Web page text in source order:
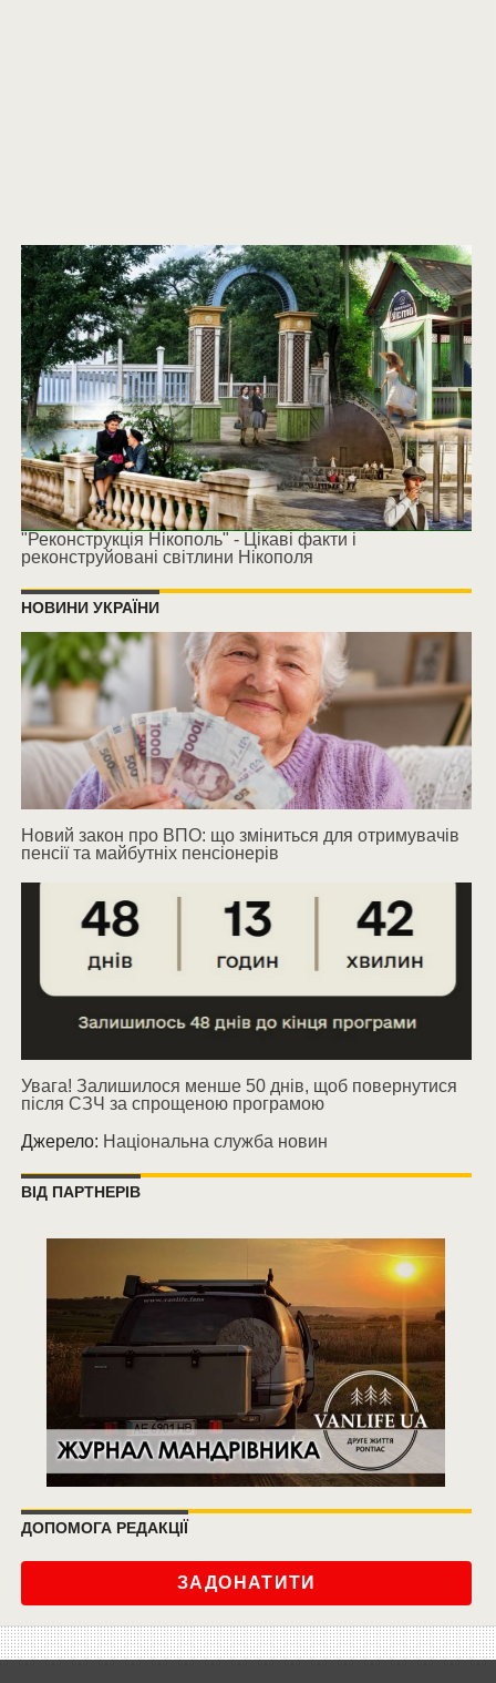
"Реконструкція Нікополь" - Цікаві факти і
реконструйовані світлини Нікополя
НОВИНИ УКРАЇНИ
Новий закон про ВПО: що зміниться для отримувачів
пенсії та майбутніх пенсіонерів
Увага! Залишилося менше 50 днів, щоб повернутися
після СЗЧ за спрощеною програмою
Джерело: Національна служба новин
ВІД ПАРТНЕРІВ
ДОПОМОГА РЕДАКЦІЇ
ЗАДОНАТИТИ